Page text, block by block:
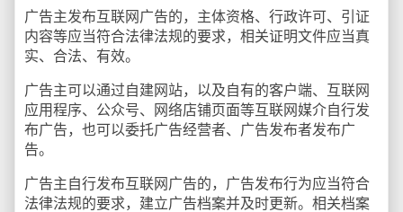
广告主发布互联网广告的，主体资格、行政许可、引证
内容等应当符合法律法规的要求，相关证明文件应当真
实、合法、有效。
广告主可以通过自建网站，以及自有的客户端、互联网
应用程序、公众号、网络店铺页面等互联网媒介自行发
布广告，也可以委托广告经营者、广告发布者发布广
告。
广告主自行发布互联网广告的，广告发布行为应当符合
法律法规的要求，建立广告档案并及时更新。相关档案